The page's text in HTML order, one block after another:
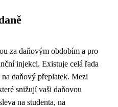
za daňovým obdobím a pro
injekci. Existuje celá řada
daňový přeplatek. Mezi
snižují vaši daňovou
na studenta, na